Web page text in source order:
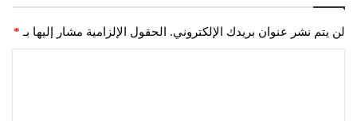
لن يتم نشر عنوان بريدك الإلكتروني. الحقول الإلزامية مشار إليها بـ *